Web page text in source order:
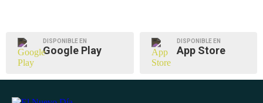
DISPONIBLE EN
Google Play
DISPONIBLE EN
App Store